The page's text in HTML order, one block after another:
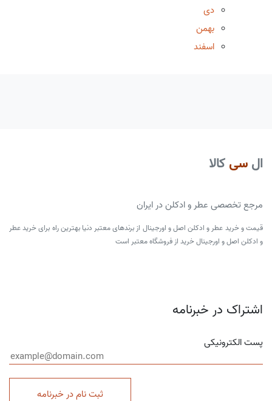
دی
بهمن
اسفند
ال سی کالا
مرجع تخصصی عطر و ادکلن در ایران
قیمت و خرید عطر و ادکلن اصل و اورجینال از برندهای معتبر دنیا بهترین راه برای خرید عطر
و ادکلن اصل و اورجینال خرید از فروشگاه معتبر است
اشتراک در خبرنامه
پست الکترونیکی
ثبت نام در خبرنامه